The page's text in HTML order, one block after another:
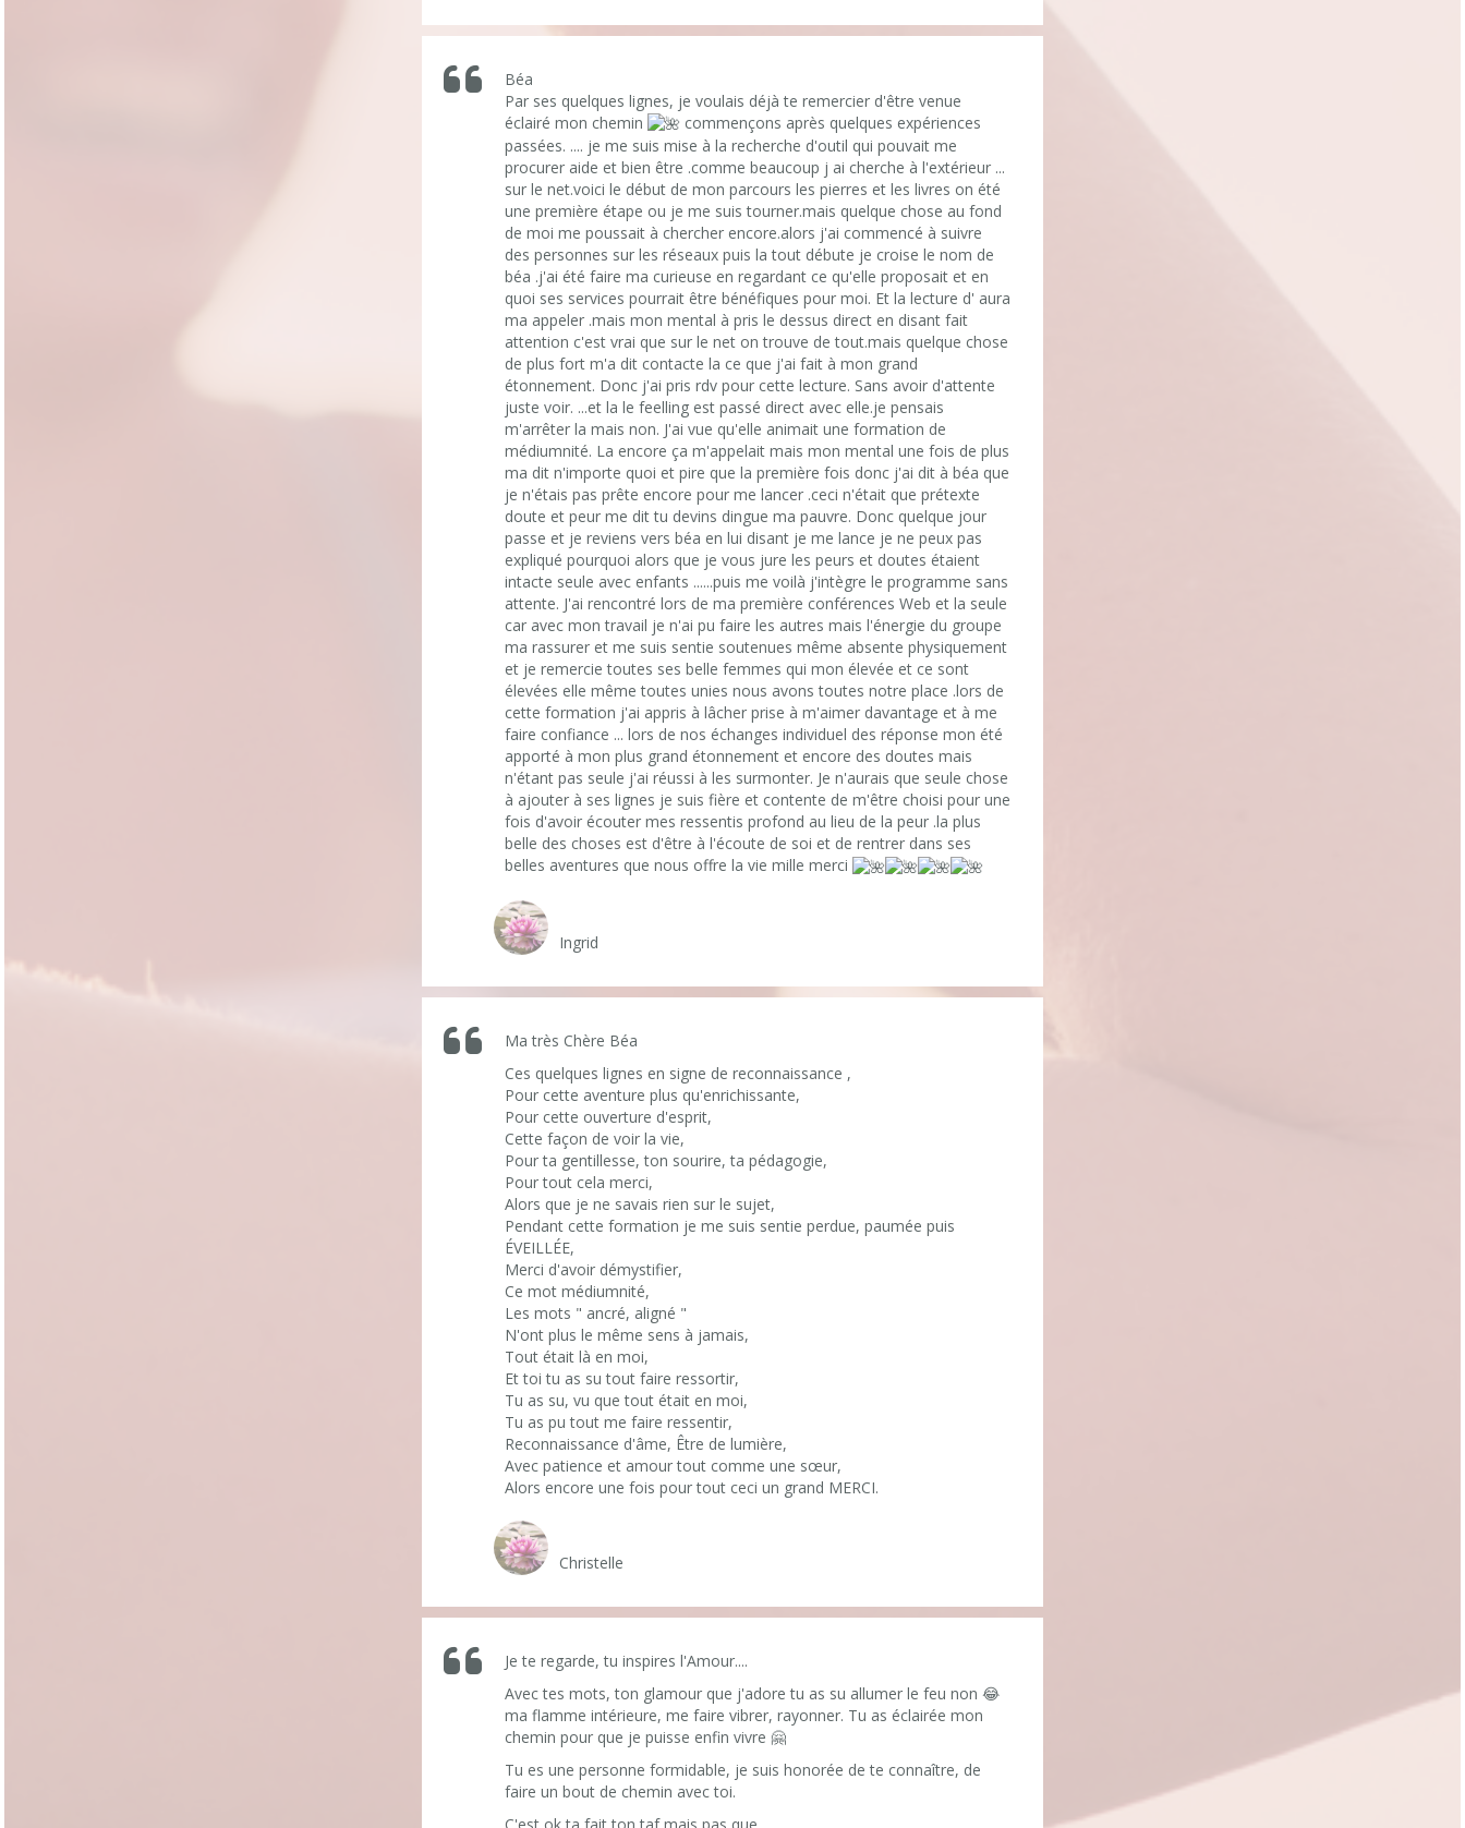
Béa
Par ses quelques lignes, je voulais déjà te remercier d'être venue
éclairé mon chemin
commençons après quelques expériences
passées. .... je me suis mise à la recherche d'outil qui pouvait me
procurer aide et bien être .comme beaucoup j ai cherche à l'extérieur ...
sur le net.voici le début de mon parcours les pierres et les livres on été
une première étape ou je me suis tourner.mais quelque chose au fond
de moi me poussait à chercher encore.alors j'ai commencé à suivre
des personnes sur les réseaux puis la tout débute je croise le nom de
béa .j'ai été faire ma curieuse en regardant ce qu'elle proposait et en
quoi ses services pourrait être bénéfiques pour moi. Et la lecture d' aura
ma appeler .mais mon mental à pris le dessus direct en disant fait
attention c'est vrai que sur le net on trouve de tout.mais quelque chose
de plus fort m'a dit contacte la ce que j'ai fait à mon grand
étonnement. Donc j'ai pris rdv pour cette lecture. Sans avoir d'attente
juste voir. ...et la le feelling est passé direct avec elle.je pensais
m'arrêter la mais non. J'ai vue qu'elle animait une formation de
médiumnité. La encore ça m'appelait mais mon mental une fois de plus
ma dit n'importe quoi et pire que la première fois donc j'ai dit à béa que
je n'étais pas prête encore pour me lancer .ceci n'était que prétexte
doute et peur me dit tu devins dingue ma pauvre. Donc quelque jour
passe et je reviens vers béa en lui disant je me lance je ne peux pas
expliqué pourquoi alors que je vous jure les peurs et doutes étaient
intacte seule avec enfants ......puis me voilà j'intègre le programme sans
attente. J'ai rencontré lors de ma première conférences Web et la seule
car avec mon travail je n'ai pu faire les autres mais l'énergie du groupe
ma rassurer et me suis sentie soutenues même absente physiquement
et je remercie toutes ses belle femmes qui mon élevée et ce sont
élevées elle même toutes unies nous avons toutes notre place .lors de
cette formation j'ai appris à lâcher prise à m'aimer davantage et à me
faire confiance ... lors de nos échanges individuel des réponse mon été
apporté à mon plus grand étonnement et encore des doutes mais
n'étant pas seule j'ai réussi à les surmonter. Je n'aurais que seule chose
à ajouter à ses lignes je suis fière et contente de m'être choisi pour une
fois d'avoir écouter mes ressentis profond au lieu de la peur .la plus
belle des choses est d'être à l'écoute de soi et de rentrer dans ses
belles aventures que nous offre la vie mille merci
Ingrid
Ma très Chère Béa
Ces quelques lignes en signe de reconnaissance ,
Pour cette aventure plus qu'enrichissante,
Pour cette ouverture d'esprit,
Cette façon de voir la vie,
Pour ta gentillesse, ton sourire, ta pédagogie,
Pour tout cela merci,
Alors que je ne savais rien sur le sujet,
Pendant cette formation je me suis sentie perdue, paumée puis
ÉVEILLÉE,
Merci d'avoir démystifier,
Ce mot médiumnité,
Les mots " ancré, aligné "
N'ont plus le même sens à jamais,
Tout était là en moi,
Et toi tu as su tout faire ressortir,
Tu as su, vu que tout était en moi,
Tu as pu tout me faire ressentir,
Reconnaissance d'âme, Être de lumière,
Avec patience et amour tout comme une sœur,
Alors encore une fois pour tout ceci un grand MERCI.
Christelle
Je te regarde, tu inspires l'Amour....
Avec tes mots, ton glamour que j'adore tu as su allumer le feu non 😂
ma flamme intérieure, me faire vibrer, rayonner. Tu as éclairée mon
chemin pour que je puisse enfin vivre 🤗
Tu es une personne formidable, je suis honorée de te connaître, de
faire un bout de chemin avec toi.